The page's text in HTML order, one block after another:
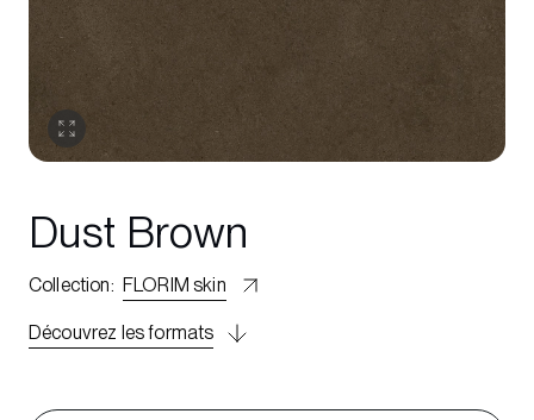
Dust Brown
Collection: FLORIM skin
Découvrez les formats